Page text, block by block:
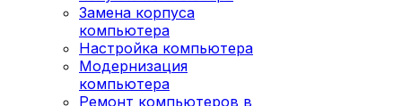
Замена корпуса
компьютера
Настройка компьютера
Модернизация
компьютера
Ремонт компьютеров в